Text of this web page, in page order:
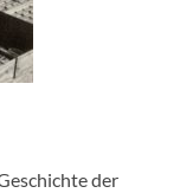
der